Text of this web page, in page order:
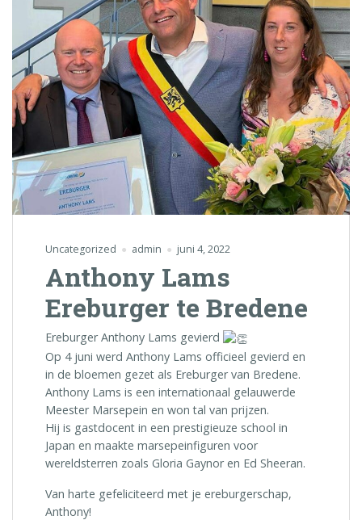
Uncategorized admin juni 4, 2022
Anthony Lams
Ereburger te Bredene
Ereburger Anthony Lams gevierd
Op 4 juni werd Anthony Lams officieel gevierd en
in de bloemen gezet als Ereburger van Bredene.
Anthony Lams is een internationaal gelauwerde
Meester Marsepein en won tal van prijzen.
Hij is gastdocent in een prestigieuze school in
Japan en maakte marsepeinfiguren voor
wereldsterren zoals Gloria Gaynor en Ed Sheeran.
Van harte gefeliciteerd met je ereburgerschap,
Anthony!